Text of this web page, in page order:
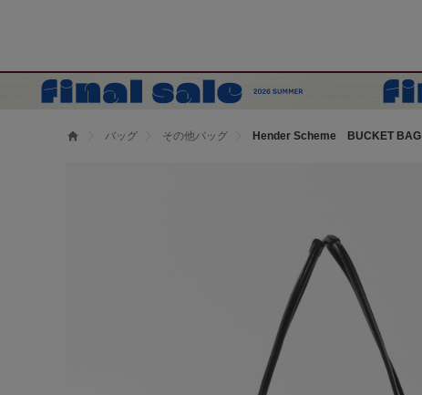
バッグ その他バッグ Hender Scheme BUCKET BAG